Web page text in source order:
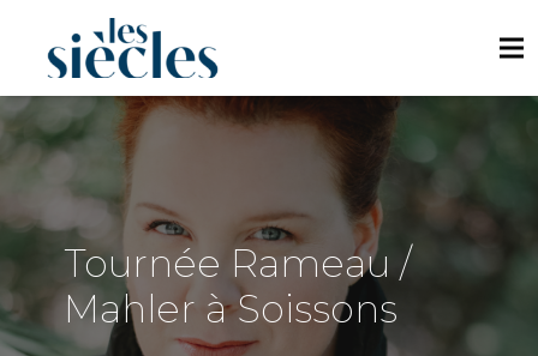
Tournée Rameau /
Mahler à Soissons